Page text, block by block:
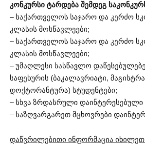
კონკურსი ტარდება შემდეგ
– საქართველოს საჯარო და კერძო
კლასის მოსწავლეები;
– საქართველოს საჯარო და კერძო
კლასის მოსწავლეები;
– უმაღლესი სასწავლო
საფეხურის (ბაკალავრიატი,
დოქტორანტურა) სტუდენტები;
– სხვა ზრდასრული დაინტერესებული
– საზღვარგარეთ მცხოვრები
დაწვრილებითი ინფორმაცია იხილეთ